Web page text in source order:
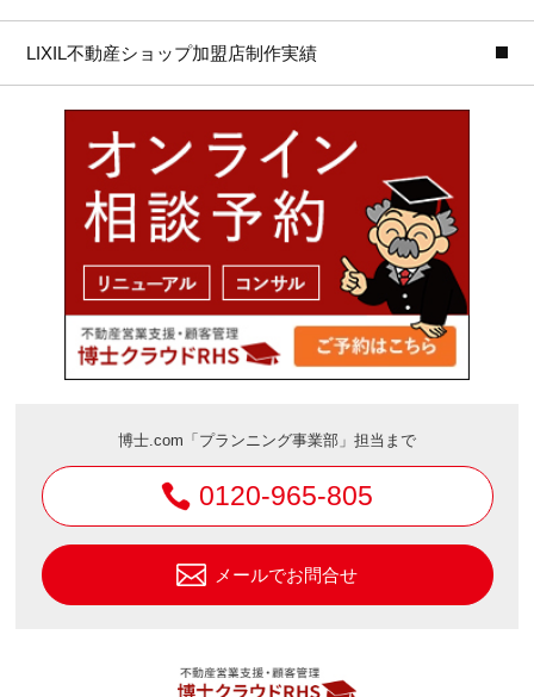
LIXIL不動産ショップ加盟店制作実績
博士.com「プランニング事業部」担当まで
0120-965-805
メールでお問合せ